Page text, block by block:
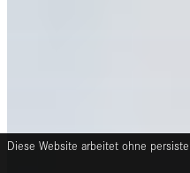
Diese Website arbeitet ohne